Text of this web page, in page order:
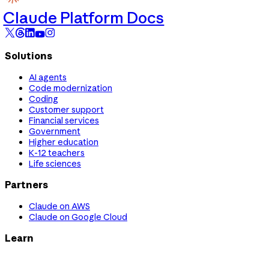
Claude Platform Docs
Solutions
AI agents
Code modernization
Coding
Customer support
Financial services
Government
Higher education
K-12 teachers
Life sciences
Partners
Claude on AWS
Claude on Google Cloud
Learn